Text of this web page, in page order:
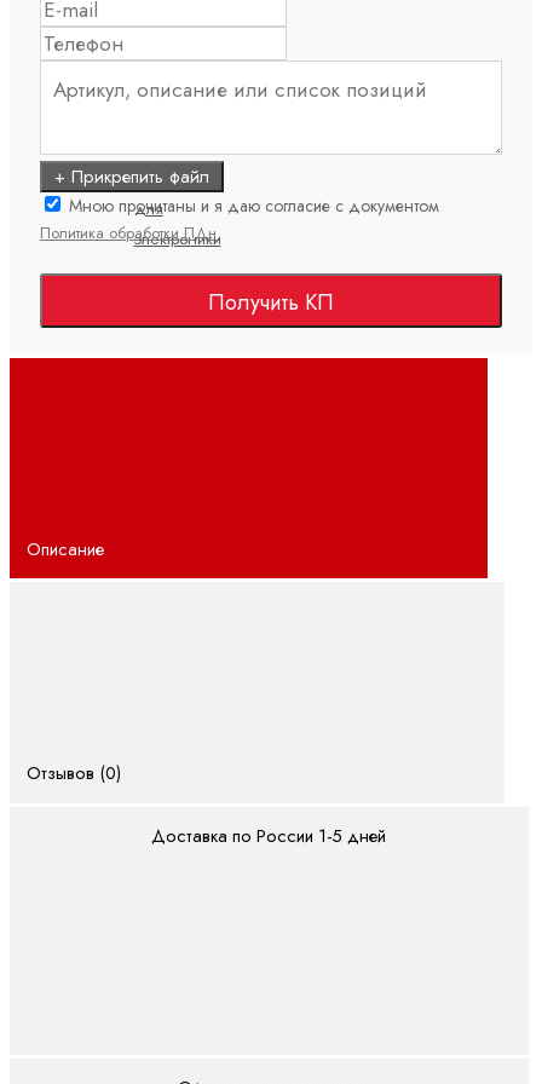
клапаны
Аксессуары
для
электроники
Клапанные
Шестеренные
+ Прикрепить файл
Мною прочитаны и я даю согласие с документом
Политика обработки ПДн
Получить КП
Описание
Отзывов (0)
Доставка по России 1-5 дней